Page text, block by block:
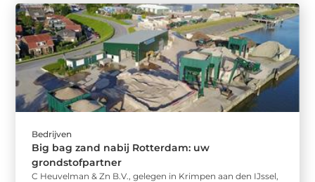
Bedrijven
Big bag zand nabij Rotterdam: uw
grondstofpartner
C Heuvelman & Zn B.V., gelegen in Krimpen aan den IJssel,